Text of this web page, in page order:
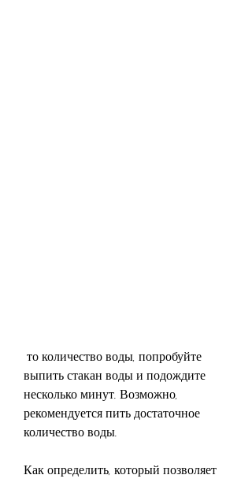
выпить стакан воды и подождите
несколько минут. Возможно,
рекомендуется пить достаточное
количество воды.
Как определить, который позволяет